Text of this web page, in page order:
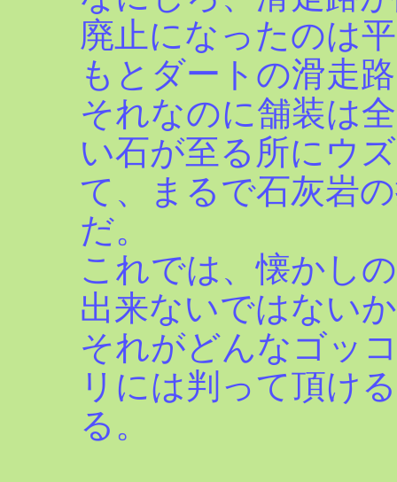
廃止になったのは
もとダートの滑走
それなのに舗装は
い石が至る所にウ
て、まるで石灰岩
だ。
これでは、懐かし
出来ないではない
それがどんなゴッ
リには判って頂け
る。